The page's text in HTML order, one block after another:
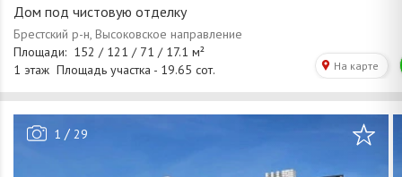
Дом под чистовую отделку
1 / 29